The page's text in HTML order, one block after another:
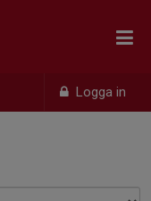
Logga in